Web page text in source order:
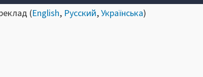
(English, Русский,Українська)